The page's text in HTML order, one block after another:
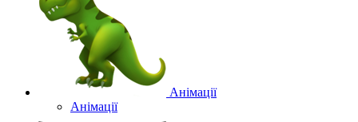
Анімації
Анімації